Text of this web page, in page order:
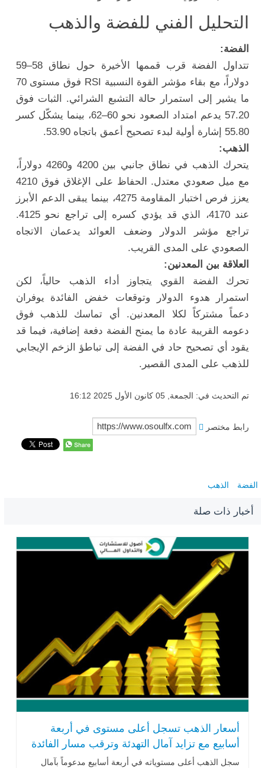
التحليل الفني للفضة والذهب
الفضة:
تتداول الفضة قرب قممها الأخيرة حول نطاق 58–59
دولاراً، مع بقاء مؤشر القوة النسبية RSI فوق مستوى 70
ما يشير إلى استمرار حالة التشبع الشرائي. الثبات فوق
57.20 يدعم امتداد الصعود نحو 60–62، بينما يشكّل كسر
55.80 إشارة أولية لبدء تصحيح أعمق باتجاه 53.90.
الذهب:
يتحرك الذهب في نطاق جانبي بين 4200 و4260 دولاراً،
مع ميل صعودي معتدل. الحفاظ على الإغلاق فوق 4210
يعزز فرص اختبار المقاومة 4275، بينما يبقى الدعم الأبرز
عند 4170، الذي قد يؤدي كسره إلى تراجع نحو 4125.
تراجع مؤشر الدولار وضعف العوائد يدعمان الاتجاه
الصعودي على المدى القريب.
العلاقة بين المعدنين:
تحرك الفضة القوي يتجاوز أداء الذهب حالياً، لكن
استمرار هدوء الدولار وتوقعات خفض الفائدة يوفران
دعماً مشتركاً لكلا المعدنين. أي تماسك للذهب فوق
دعومه القريبة عادة ما يمنح الفضة دفعة إضافية، فيما قد
يقود أي تصحيح حاد في الفضة إلى تباطؤ الزخم الإيجابي
للذهب على المدى القصير.
تم التحديث في: الجمعة, 05 كانون الأول 2025 16:12
رابط مختصر
الفضة الذهب
أخبار ذات صلة
أسعار الذهب تسجل أعلى مستوى في أربعة
أسابيع مع تزايد آمال التهدئة وترقب مسار الفائدة
الأمريكية
سجل الذهب أعلى مستوياته في أربعة أسابيع مدعوماً بآمال